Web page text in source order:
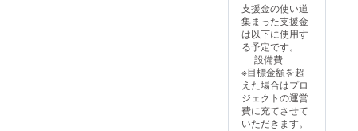
支援金の使い道
集まった支援金
は以下に使用す
る予定です。
設備費
※目標金額を超
えた場合はプロ
ジェクトの運営
費に充てさせて
いただきます。